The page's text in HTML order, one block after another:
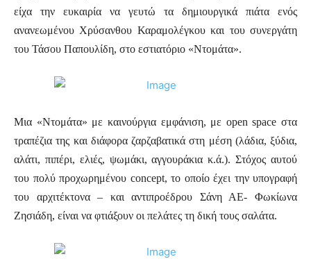
είχα την ευκαιρία να γευτώ τα δημιουργικά πιάτα ενός
ανανεωμένου Χρύσανθου Καραμολέγκου και του συνεργάτη
του Τάσου Παπουλίδη, στο εστιατόριο «Ντομάτα».
Μια «Ντομάτα» με καινούργια εμφάνιση, με open space στα
τραπέζια της και διάφορα ζαρζαβατικά στη μέση (λάδια, ξύδια,
αλάτι, πιπέρι, ελιές, ψωμάκι, αγγουράκια κ.ά.). Στόχος αυτού
του πολύ προχωρημένου concept, το οποίο έχει την υπογραφή
του αρχιτέκτονα – και αντιπροέδρου Σάνη ΑΕ- Φωκίωνα
Ζησιάδη, είναι να φτιάξουν οι πελάτες τη δική τους σαλάτα.